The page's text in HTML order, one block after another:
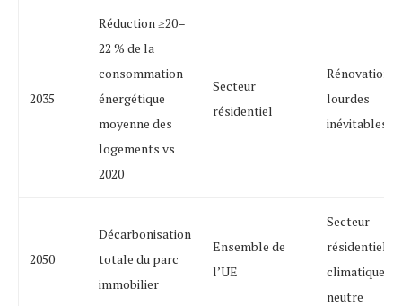
2035
Réduction ≥20–
22 % de la
consommation
énergétique
moyenne des
logements vs
2020
Secteur
résidentiel
Rénovations
lourdes
inévitables
2050
Décarbonisation
totale du parc
immobilier
Ensemble de
l’UE
Secteur
résidentiel
neutre